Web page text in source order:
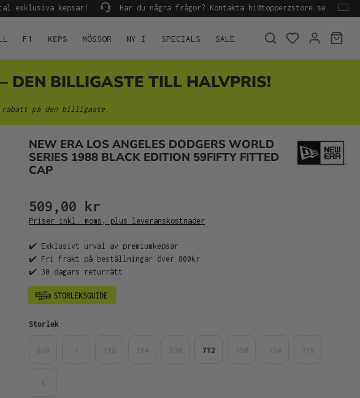
exklusiva kepsar! Har du några frågor? Kontakta hi@topperzstore.se
F1 KEPS MÖSSOR NY I SPECIALS SALE
DEN BILLIGASTE TILL HALVPRIS!
rabatt på den billigaste.
NEW ERA LOS ANGELES DODGERS WORLD
SERIES 1988 BLACK EDITION 59FIFTY FITTED
CAP
509,00 kr
Priser inkl. moms, plus leveranskostnader
✔️ Exklusivt urval av premiumkepsar
✔️ Fri frakt på beställningar över 800kr
✔️ 30 dagars returrätt
Välj
Storlek
712